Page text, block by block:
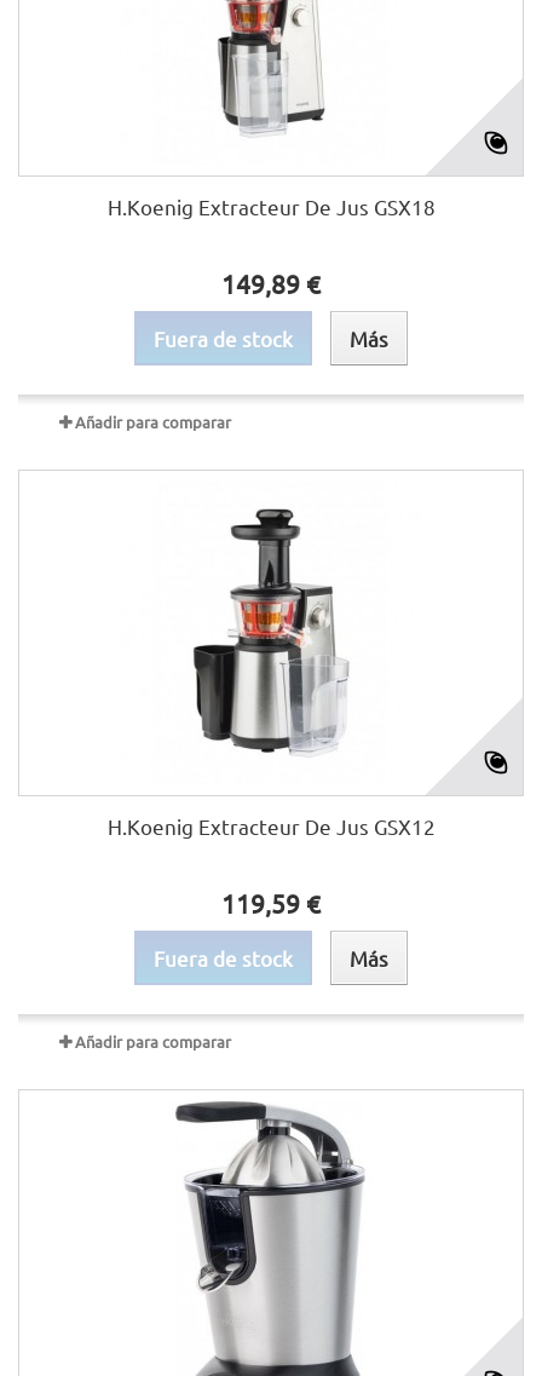
H.Koenig Extracteur De Jus GSX18
149,89 €
Fuera de stock Más
Añadir para comparar
H.Koenig Extracteur De Jus GSX12
119,59 €
Fuera de stock Más
Añadir para comparar